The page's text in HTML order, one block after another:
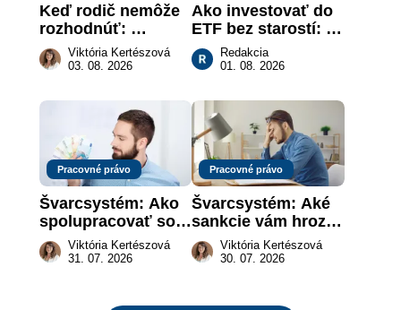
Keď rodič nemôže
rozhodnúť:
nahradenie prejavu
vôle súdom v
Viktória Kertészová
03. 08. 2026
Ako investovať do
ETF bez starostí:
Investičné plány,
ktoré urobia prácu
Redakcia
01. 08. 2026
Pracovné právo
Švarcsystém: Ako
spolupracovať so
živnostníkom
legálne a bez
Viktória Kertészová
31. 07. 2026
Pracovné právo
Švarcsystém: Aké
sankcie vám hrozia
a prečo nestačí
zaplatiť pokutu?
Viktória Kertészová
30. 07. 2026